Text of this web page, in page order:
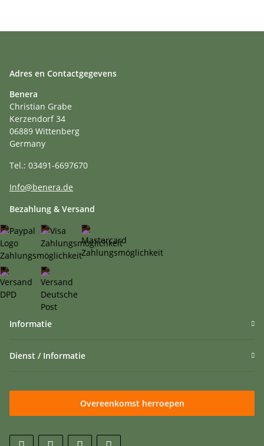
Adres en Contactgegevens
Benera
Christian Grabe
Kerzendorf 34
06889 Wittenberg
Germany
Tel.: 03491-6697670
Info@benera.de
Bezahlung & Versand
Informatie
Dienst / Informatie
Overeenkomst herroepen